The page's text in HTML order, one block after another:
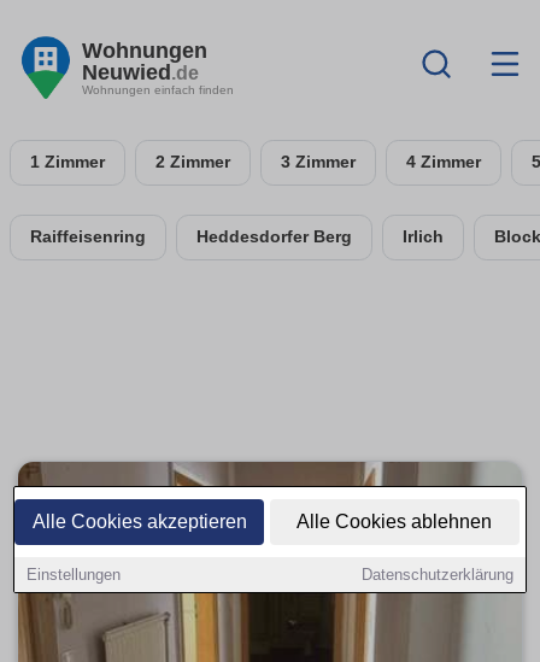
Alle Cookies akzeptieren Alle Cookies ablehnen
Einstellungen Datenschutzerklärung
Wohnungen
Neuwied.de
Wohnungen einfach finden
1 Zimmer 2 Zimmer 3 Zimmer 4 Zimmer
Raiffeisenring Heddesdorfer Berg Irlich Block